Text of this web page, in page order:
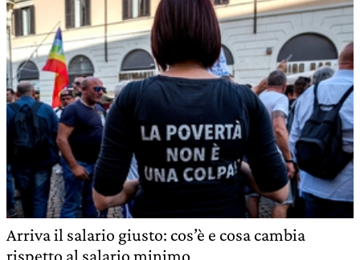
Arriva il salario giusto: cos’è e cosa cambia
rispetto al salario minimo